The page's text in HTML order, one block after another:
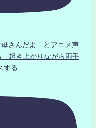
さんだよ とアニメ声
起き上がりながら両手
する